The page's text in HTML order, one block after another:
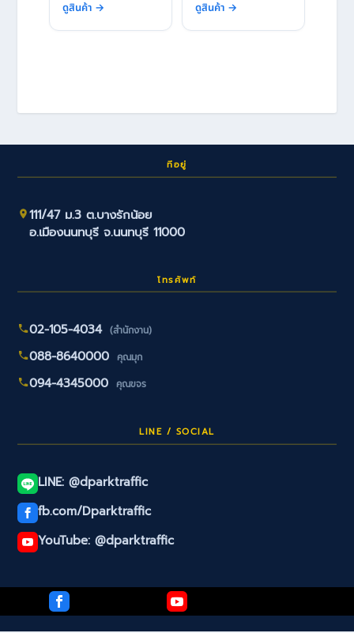
เท้า |
ดูสินค้า →
FLASHING
ดูสินค้า →
ที่อยู่
111/47 ม.3 ต.บางรักน้อย
อ.เมืองนนทบุรี จ.นนทบุรี 11000
โทรศัพท์
02-105-4034 (สำนักงาน)
088-8640000 คุณมุก
094-4345000 คุณขจร
LINE / SOCIAL
LINE: @dparktraffic
fb.com/Dparktraffic
YouTube: @dparktraffic